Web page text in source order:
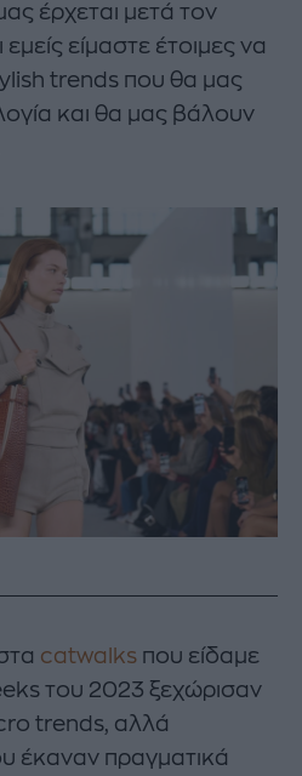
έρχεται μετά τον
είμαστε έτοιμες να
trends που θα μας
και θα μας βάλουν
catwalks που είδαμε
του 2023 ξεχώρισαν
trends, αλλά
έκαναν πραγματικά